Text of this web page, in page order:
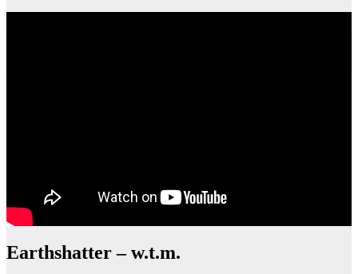
Earthshatter – w.t.m.